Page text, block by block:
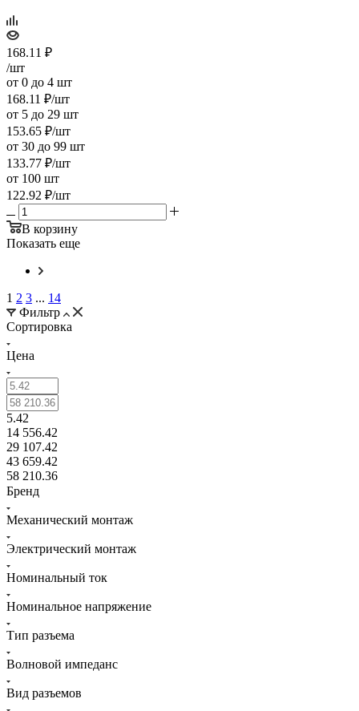
168.11 ₽
/шт
от 0 до 4 шт
168.11 ₽/шт
от 5 до 29 шт
153.65 ₽/шт
от 30 до 99 шт
133.77 ₽/шт
от 100 шт
122.92 ₽/шт
В корзину
Показать еще
1 2 3 ... 14
Фильтр
Сортировка
Цена
5.42
14 556.42
29 107.42
43 659.42
58 210.36
Бренд
Механический монтаж
Электрический монтаж
Номинальный ток
Номинальное напряжение
Тип разъема
Волновой импеданс
Вид разъемов